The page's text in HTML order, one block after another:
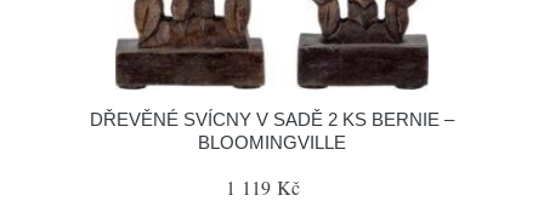
DŘEVĚNÉ SVÍCNY V SADĚ 2 KS BERNIE –
BLOOMINGVILLE
1 119 Kč